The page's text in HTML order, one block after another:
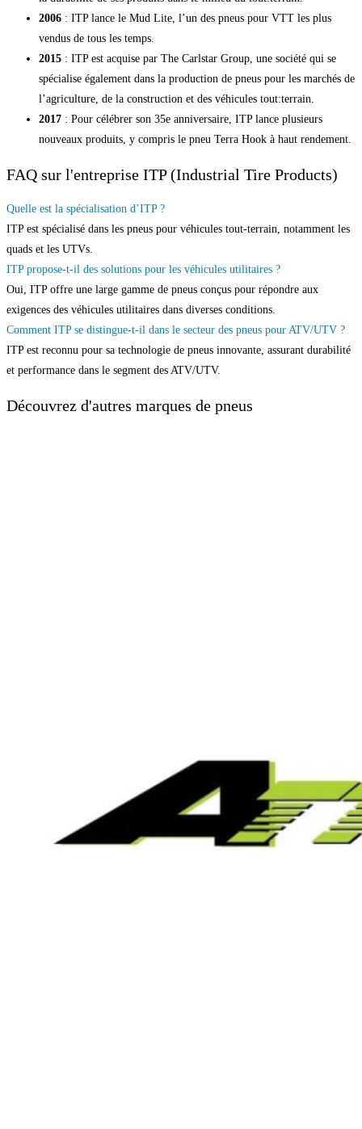
2006 : ITP lance le Mud Lite, l’un des pneus pour VTT les plus
vendus de tous les temps.
2015 : ITP est acquise par The Carlstar Group, une société qui se
spécialise également dans la production de pneus pour les marchés de
l’agriculture, de la construction et des véhicules tout:terrain.
2017 : Pour célébrer son 35e anniversaire, ITP lance plusieurs
nouveaux produits, y compris le pneu Terra Hook à haut rendement.
FAQ sur l'entreprise ITP (Industrial Tire Products)
Quelle est la spécialisation d’ITP ?
ITP est spécialisé dans les pneus pour véhicules tout-terrain, notamment les
quads et les UTVs.
ITP propose-t-il des solutions pour les véhicules utilitaires ?
Oui, ITP offre une large gamme de pneus conçus pour répondre aux
exigences des véhicules utilitaires dans diverses conditions.
Comment ITP se distingue-t-il dans le secteur des pneus pour ATV/UTV ?
ITP est reconnu pour sa technologie de pneus innovante, assurant durabilité
et performance dans le segment des ATV/UTV.
Découvrez d'autres marques de pneus